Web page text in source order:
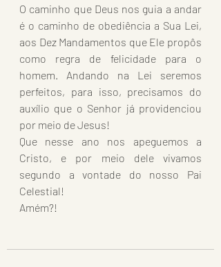
O caminho que Deus nos guia a andar
é o caminho de obediência a Sua Lei,
aos Dez Mandamentos que Ele propôs
como regra de felicidade para o
homem. Andando na Lei seremos
perfeitos, para isso, precisamos do
auxílio que o Senhor já providenciou
por meio de Jesus!
Que nesse ano nos apeguemos a
Cristo, e por meio dele vivamos
segundo a vontade do nosso Pai
Celestial!
Amém?!